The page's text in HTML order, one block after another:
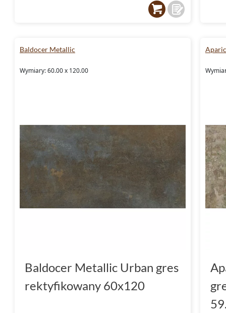
Baldocer Metallic
Wymiary: 60.00 x 120.00
Baldocer Metallic Urban gres
rektyfikowany 60x120